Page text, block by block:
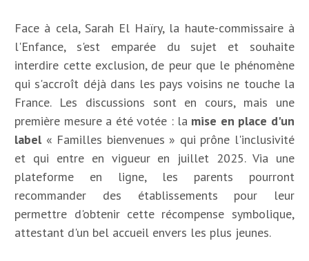
Face à cela, Sarah El Haïry, la haute-commissaire à
l'Enfance, s'est emparée du sujet et souhaite
interdire cette exclusion, de peur que le phénomène
qui s'accroît déjà dans les pays voisins ne touche la
France. Les discussions sont en cours, mais une
première mesure a été votée : la mise en place d'un
label« Familles bienvenues » qui prône l'inclusivité
et qui entre en vigueur en juillet 2025. Via une
plateforme en ligne, les parents pourront
recommander des établissements pour leur
permettre d'obtenir cette récompense symbolique,
attestant d'un bel accueil envers les plus jeunes.